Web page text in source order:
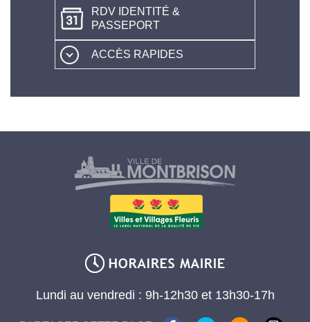
RDV IDENTITÉ &
PASSEPORT
ACCÈS RAPIDES
Lundi au vendredi : 9h-12h30 et 13h30-17h